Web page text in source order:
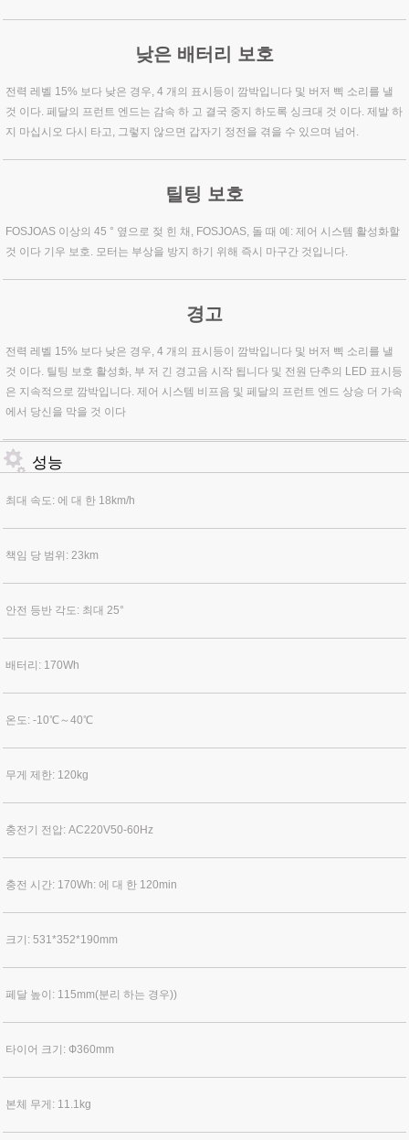
낮은 배터리 보호
전력 레벨 15% 보다 낮은 경우, 4 개의 표시등이 깜박입니다 및 버저 삑 소리를 낼
것 이다. 페달의 프런트 엔드는 감속 하 고 결국 중지 하도록 싱크대 것 이다. 제발 하
지 마십시오 다시 타고, 그렇지 않으면 갑자기 정전을 겪을 수 있으며 넘어.
틸팅 보호
FOSJOAS 이상의 45 ° 옆으로 젖 힌 채, FOSJOAS, 돌 때 예: 제어 시스템 활성화할
것 이다 기우 보호. 모터는 부상을 방지 하기 위해 즉시 마구간 것입니다.
경고
전력 레벨 15% 보다 낮은 경우, 4 개의 표시등이 깜박입니다 및 버저 삑 소리를 낼
것 이다. 틸팅 보호 활성화, 부 저 긴 경고음 시작 됩니다 및 전원 단추의 LED 표시등
은 지속적으로 깜박입니다. 제어 시스템 비프음 및 페달의 프런트 엔드 상승 더 가속
에서 당신을 막을 것 이다
성능
최대 속도: 에 대 한 18km/h
책임 당 범위: 23km
안전 등반 각도: 최대 25°
배터리: 170Wh
온도: -10℃～40℃
무게 제한: 120kg
충전기 전압: AC220V50-60Hz
충전 시간: 170Wh: 에 대 한 120min
크기: 531*352*190mm
페달 높이: 115mm(분리 하는 경우))
타이어 크기: Ф360mm
본체 무게: 11.1kg